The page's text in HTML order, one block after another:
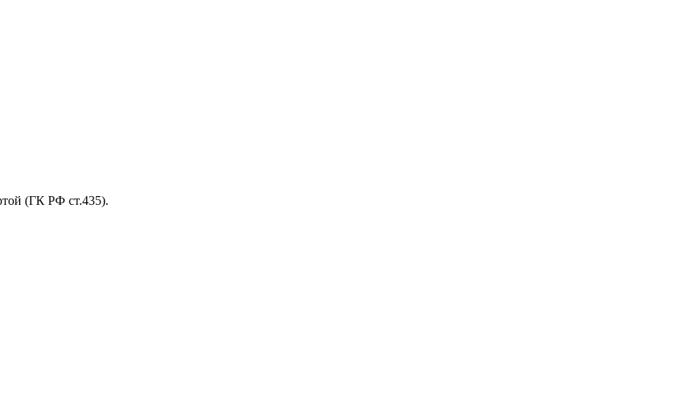
(ГК РФ ст.435).